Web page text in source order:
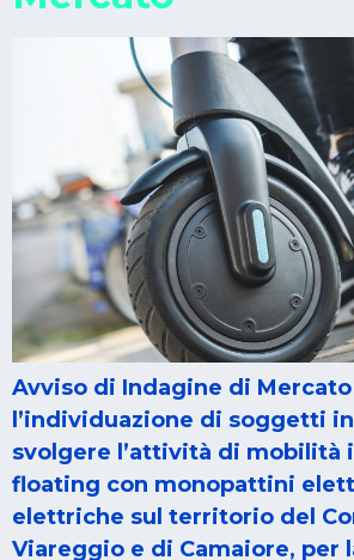
Avviso di Indagine di Mercato
l’individuazione di soggetti
svolgere l’attività di mobilità
floating con monopattini
elettriche sul territorio del
Viareggio e di Camaiore, per